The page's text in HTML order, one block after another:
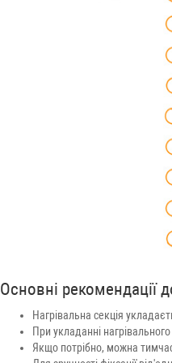
Основні рекомендації
Нагрівальна секція
При укладанні
Якщо потрібно, можна